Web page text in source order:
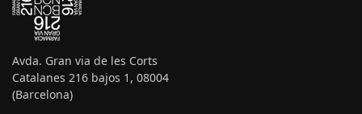
Avda. Gran via de les Corts
Catalanes 216 bajos 1, 08004
(Barcelona)